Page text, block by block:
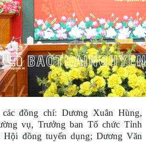
đồng chí: Dương Xuân Hùng,
vụ, Trưởng ban Tổ chức Tỉnh
đồng tuyển dụng; Dương Văn